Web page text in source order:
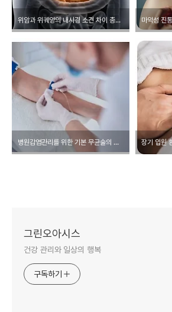
위암과 위궤양의 내시경 소견 차이 총정리
병원감염관리를 위한 기본 무균술의 이해
그린오아시스
건강 관리와 일상의 행복
구독하기